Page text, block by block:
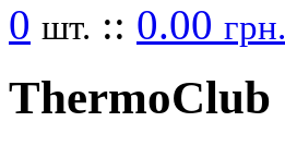
0 шт. :: 0.00 грн.
ThermoClub